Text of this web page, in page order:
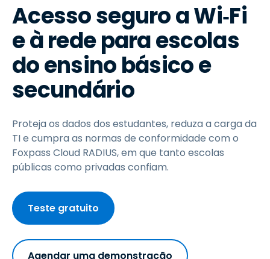
Acesso seguro a Wi‑Fi
e à rede para escolas
do ensino básico e
secundário
Proteja os dados dos estudantes, reduza a carga da
TI e cumpra as normas de conformidade com o
Foxpass Cloud RADIUS, em que tanto escolas
públicas como privadas confiam.
Teste gratuito
Agendar uma demonstração